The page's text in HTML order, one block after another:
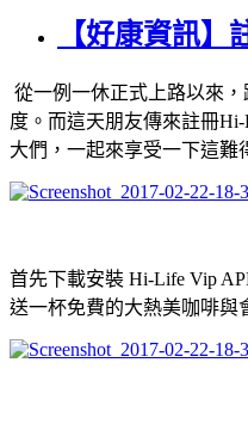
【好康資訊
從一例一休正式上路以來
度。而這天朋友傳來註冊
大們，一起來享受一下這難
首先下載安裝 Hi-Life Vip
送一杯免費的大熱美咖啡與